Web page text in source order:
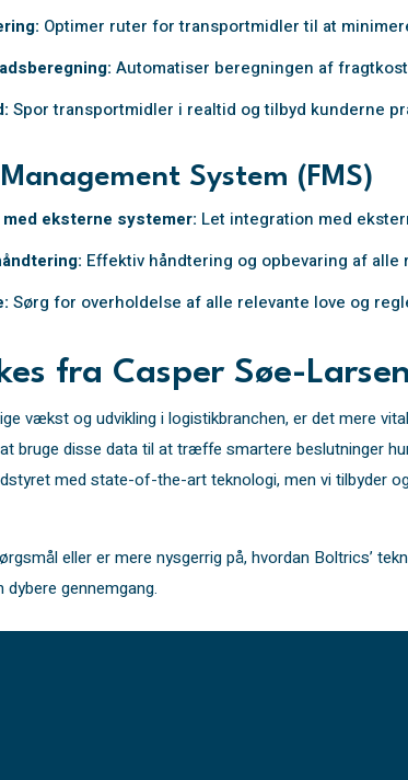
Optimer ruter for transportmidler til at
Automatiser beregningen af
Spor transportmidler i realtid og tilbyd kunderne
System (FMS)
eksterne systemer: Let integration med
Effektiv håndtering og opbevaring af
Sørg for overholdelse af alle relevante love og
fra Casper Søe-
vækst og udvikling i logistikbranchen, er det mere
bruge disse data til at træffe smartere beslutninger
med state-of-the-art teknologi, men vi tilbyder
eller er mere nysgerrig på, hvordan Boltrics’
gennemgang.